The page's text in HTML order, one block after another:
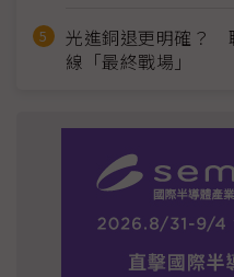
光進銅退更明確？
線「最終戰場」